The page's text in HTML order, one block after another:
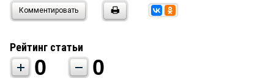
Комментировать
Рейтинг статьи
0 0